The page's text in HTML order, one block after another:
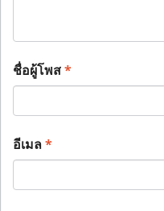
ชื่อผู้โพส*
อีเมล*